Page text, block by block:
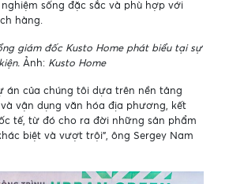
sống đặc sắc và phù hợp với
hàng.
giám đốc Kusto Home phát biểu tại sự
kiện. Ảnh: Kusto Home
án của chúng tôi dựa trên nền tảng
vận dụng văn hóa địa phương, kết
tế, từ đó cho ra đời những sản phẩm
biệt và vượt trội”, ông Sergey Nam